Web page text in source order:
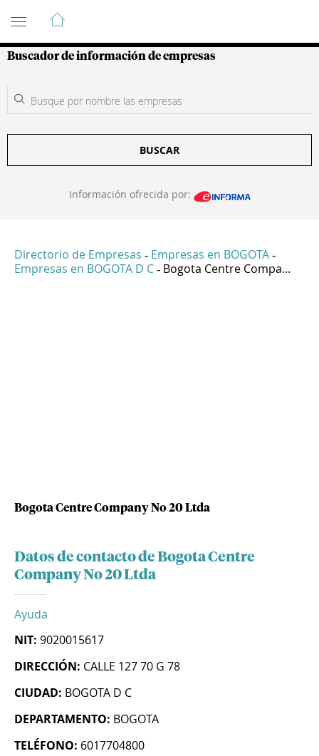
Guía de Empresas Colombianas
Buscador de información de empresas
BUSCAR
Información ofrecida por:
Directorio de Empresas - Empresas en BOGOTA -
Empresas en BOGOTA D C - Bogota Centre Compa...
Bogota Centre Company No 20 Ltda
Datos de contacto de Bogota Centre
Company No 20 Ltda
Ayuda
NIT: 9020015617
DIRECCIÓN: CALLE 127 70 G 78
CIUDAD: BOGOTA D C
DEPARTAMENTO: BOGOTA
TELÉFONO: 6017704800